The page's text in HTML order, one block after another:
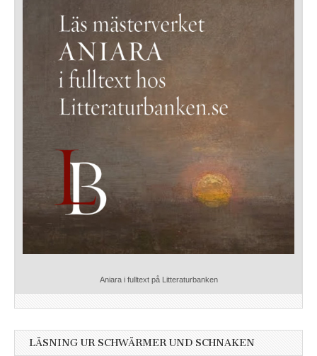
Aniara i fulltext på Litteraturbanken
LÄSNING UR SCHWÄRMER UND SCHNAKEN